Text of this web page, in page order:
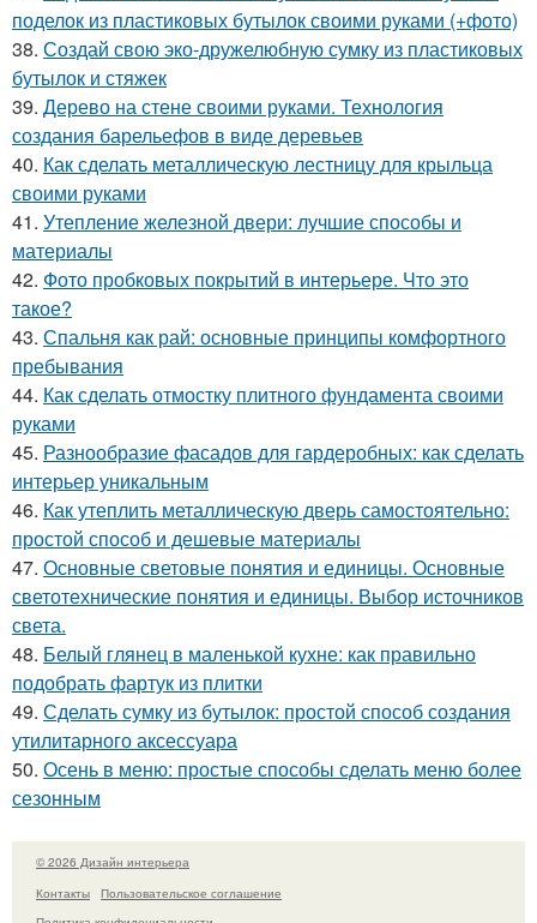
поделок из пластиковых бутылок своими руками (+фото)
38. Создай свою эко-дружелюбную сумку из пластиковых
бутылок и стяжек
39. Дерево на стене своими руками. Технология
создания барельефов в виде деревьев
40. Как сделать металлическую лестницу для крыльца
своими руками
41. Утепление железной двери: лучшие способы и
материалы
42. Фото пробковых покрытий в интерьере. Что это
такое?
43. Спальня как рай: основные принципы комфортного
пребывания
44. Как сделать отмостку плитного фундамента своими
руками
45. Разнообразие фасадов для гардеробных: как сделать
интерьер уникальным
46. Как утеплить металлическую дверь самостоятельно:
простой способ и дешевые материалы
47. Основные световые понятия и единицы. Основные
светотехнические понятия и единицы. Выбор источников
света.
48. Белый глянец в маленькой кухне: как правильно
подобрать фартук из плитки
49. Сделать сумку из бутылок: простой способ создания
утилитарного аксессуара
50. Осень в меню: простые способы сделать меню более
сезонным
© 2026 Дизайн интерьера
Контакты
Пользовательское соглашение